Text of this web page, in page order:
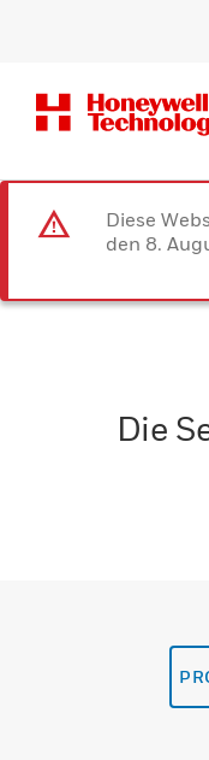
Diese
den 8.
Die